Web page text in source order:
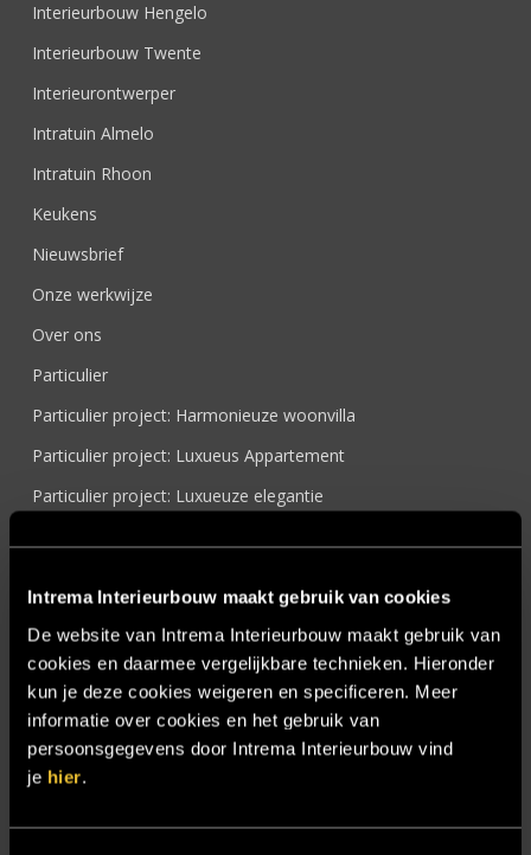
Intrema Interieurbouw maakt gebruik van cookies
De website van Intrema Interieurbouw maakt gebruik van
cookies en daarmee vergelijkbare technieken. Hieronder
kun je deze cookies weigeren en specificeren. Meer
informatie over cookies en het gebruik van
persoonsgegevens door Intrema Interieurbouw vind
je hier.
Interieurbouw Hengelo
Interieurbouw Twente
Interieurontwerper
Intratuin Almelo
Intratuin Rhoon
Keukens
Nieuwsbrief
Onze werkwijze
Over ons
Particulier
Particulier project: Harmonieuze woonvilla
Particulier project: Luxueus Appartement
Particulier project: Luxueuze elegantie
Projecten
Referenties
Sensire